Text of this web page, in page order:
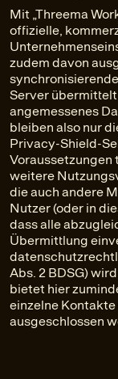
Mit „Threema
offizielle,
zudem davon
Server
angemessenes
bleiben also nur
Privacy-Shield-
Voraussetzungen
weitere
die auch andere
Nutzer (oder in
dass alle
Übermittlung
Abs. 2 BDSG)
bietet hier
einzelne
ausgeschlossen